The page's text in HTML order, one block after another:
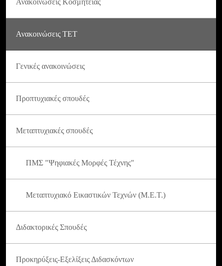
Ανακοινώσεις Κοσμητείας
Ανακοινώσεις ΤΕΤ
Γενικές ανακοινώσεις
Προπτυχιακές σπουδές
Μεταπτυχιακές σπουδές
ΠΜΣ "Ψηφιακές Μορφές Τέχνης"
Μεταπτυχιακό Εικαστικών Τεχνών (Μ.Ε.Τ.)
Διδακτορικές Σπουδές
Προκηρύξεις-Εξελίξεις Διδασκόντων